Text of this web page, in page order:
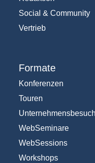
Social & Community
Vertrieb
Formate
Konferenzen
Touren
WebSeminare
WebSessions
Workshops